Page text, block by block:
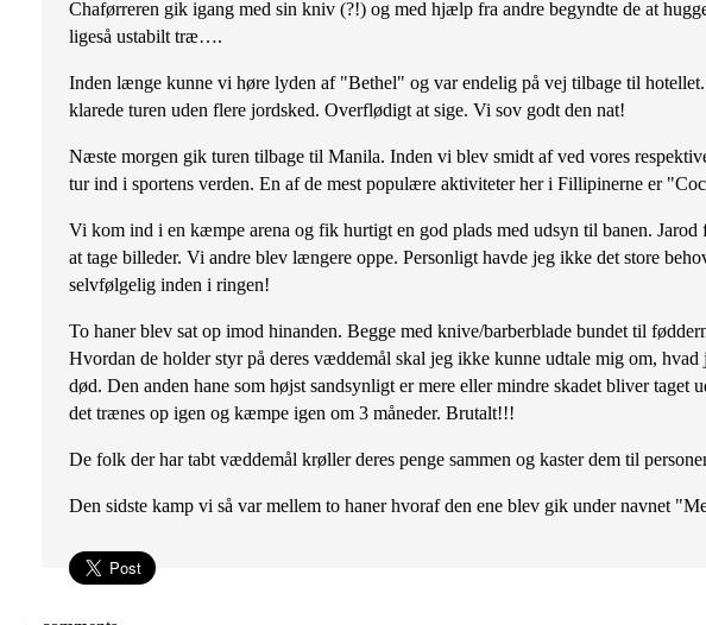
Chaførreren gik igang med sin kniv (?!) og med hjælp fra andre begyndte de at
ligeså ustabilt træ….
Inden længe kunne vi høre lyden af "Bethel" og var endelig på vej tilbage til
klarede turen uden flere jordsked. Overflødigt at sige. Vi sov godt den nat!
Næste morgen gik turen tilbage til Manila. Inden vi blev smidt af ved vores
tur ind i sportens verden. En af de mest populære aktiviteter her i Fillipinerne er
Vi kom ind i en kæmpe arena og fik hurtigt en god plads med udsyn til banen.
at tage billeder. Vi andre blev længere oppe. Personligt havde jeg ikke det store
selvfølgelig inden i ringen!
To haner blev sat op imod hinanden. Begge med knive/barberblade bundet til
Hvordan de holder styr på deres væddemål skal jeg ikke kunne udtale mig om,
død. Den anden hane som højst sandsynligt er mere eller mindre skadet bliver
det trænes op igen og kæmpe igen om 3 måneder. Brutalt!!!
De folk der har tabt væddemål krøller deres penge sammen og kaster dem til
Den sidste kamp vi så var mellem to haner hvoraf den ene blev gik under navnet